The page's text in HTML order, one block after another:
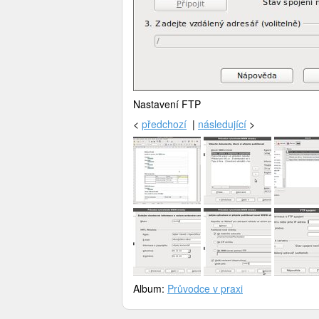
Nastavení FTP
< předchozí | následující >
Album: Průvodce v praxi